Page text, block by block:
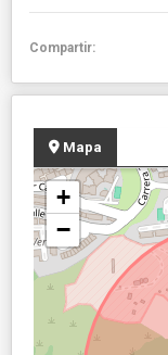
Compartir:
Mapa
+
−